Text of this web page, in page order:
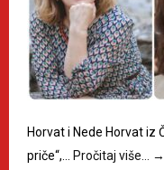
Horvat i Nede Horvat iz
priče“,… Pročitaj više… →